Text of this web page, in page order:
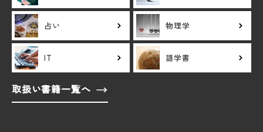
占い 物理学
IT 語学書
取扱い書籍一覧へ